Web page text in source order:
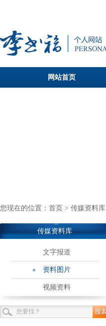
网站首页
您现在的位置： 首页 > 传媒资料库
传媒资料库
文字报道
资料图片
视频资料